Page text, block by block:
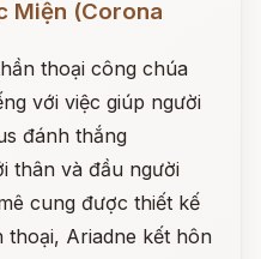
Miện (Corona
thoại công chúa
với việc giúp người
đánh thắng
thân và đầu người
cung được thiết kế
thoại, Ariadne kết hôn